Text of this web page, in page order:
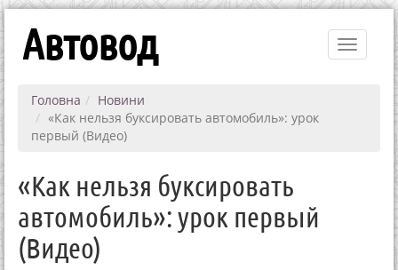
Toggle
Автовод
Головна
Новини
«Как нельзя буксировать автомобиль»: урок
первый (Видео)
«Как нельзя буксировать
автомобиль»: урок первый
(Видео)